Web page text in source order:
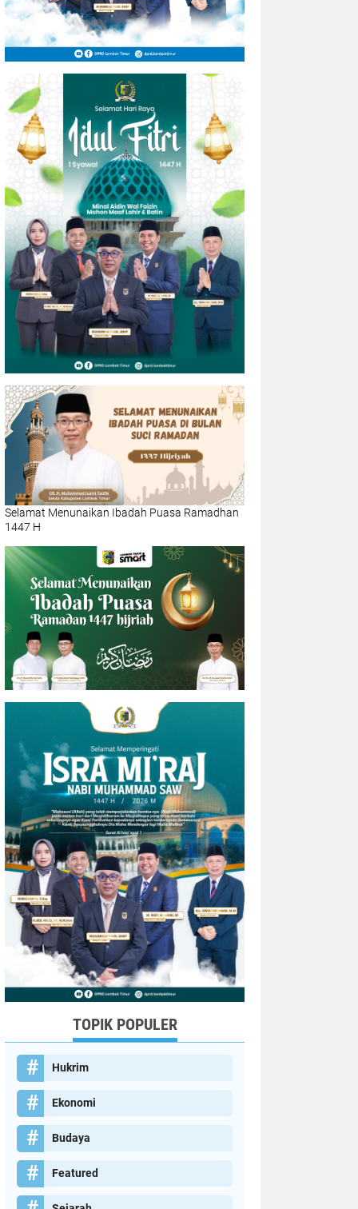
Selamat Menunaikan Ibadah Puasa Ramadhan
1447 H
TOPIK POPULER
Hukrim
Ekonomi
Budaya
Featured